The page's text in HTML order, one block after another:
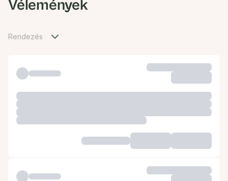
Vélemények
Rendezés